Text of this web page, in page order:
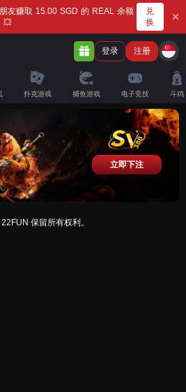
友赚取 15.00 SGD 的 REAL 余额
💥
兑
换
注册
登录
扑克游戏 捕鱼游戏 电子竞技 斗鸡
立即下注
保留所有权利。